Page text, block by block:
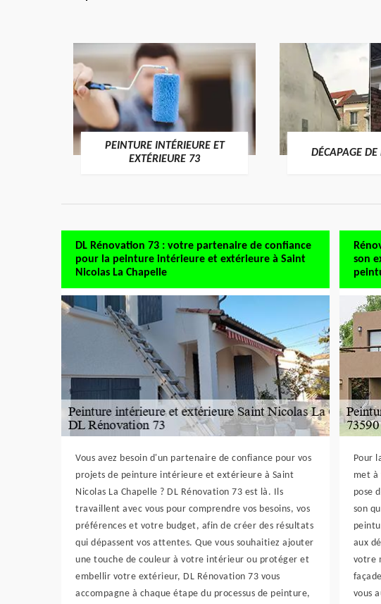
PEINTURE INTÉRIEURE ET
EXTÉRIEURE 73
DÉCAPAGE DE
DL Rénovation 73 : votre partenaire de confiance
pour la peinture intérieure et extérieure à Saint
Nicolas La Chapelle
Vous avez besoin d'un partenaire de confiance pour vos
projets de peinture intérieure et extérieure à Saint
Nicolas La Chapelle ? DL Rénovation 73 est là. Ils
travaillent avec vous pour comprendre vos besoins, vos
préférences et votre budget, afin de créer des résultats
qui dépassent vos attentes. Que vous souhaitiez ajouter
une touche de couleur à votre intérieur ou protéger et
embellir votre extérieur, DL Rénovation 73 vous
accompagne à chaque étape du processus de peinture,
son
Pour
met à
pose
son
aux
votre
vous